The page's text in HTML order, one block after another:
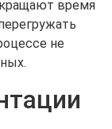
время
не